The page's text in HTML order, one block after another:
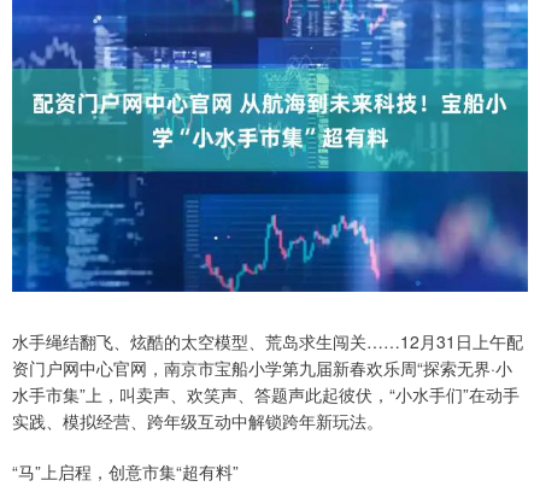
水手绳结翻飞、炫酷的太空模型、荒岛求生闯关……12月31日上午配
资门户网中心官网，南京市宝船小学第九届新春欢乐周“探索无界·小
水手市集”上，叫卖声、欢笑声、答题声此起彼伏，“小水手们”在动手
实践、模拟经营、跨年级互动中解锁跨年新玩法。
“马”上启程，创意市集“超有料”